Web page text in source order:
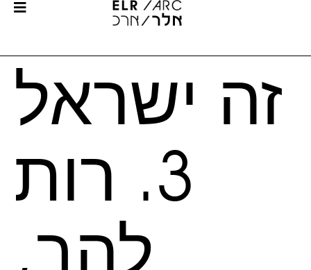
זה ישראל
3. רות
להב,